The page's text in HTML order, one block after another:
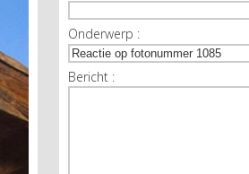
Onderwerp :
Bericht :